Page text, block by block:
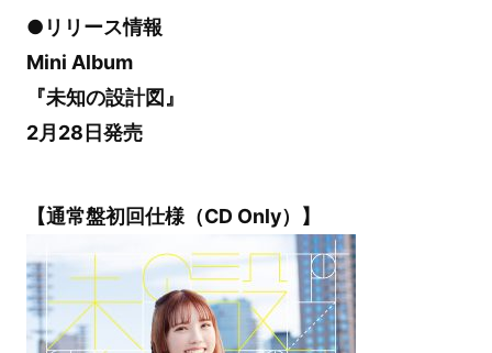
●リリース情報
Mini Album
『未知の設計図』
2月28日発売
【通常盤初回仕様（CD Only）】